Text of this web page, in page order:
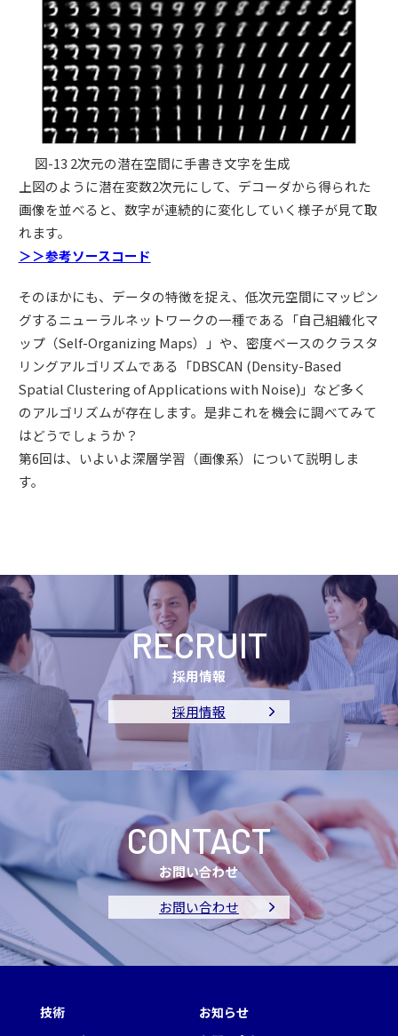
図-13 2次元の潜在空間に手書き文字を生成
上図のように潜在変数2次元にして、デコーダから得られた
画像を並べると、数字が連続的に変化していく様子が見て取
れます。
＞＞参考ソースコード
そのほかにも、データの特徴を捉え、低次元空間にマッピン
グするニューラルネットワークの一種である「自己組織化マ
ップ（Self-Organizing Maps）」や、密度ベースのクラスタ
リングアルゴリズムである「DBSCAN (Density-Based
Spatial Clustering of Applications with Noise)」など多く
のアルゴリズムが存在します。是非これを機会に調べてみて
はどうでしょうか？
第6回は、いよいよ深層学習（画像系）について説明しま
す。
RECRUIT
採用情報
採用情報
CONTACT
お問い合わせ
お問い合わせ
技術
お知らせ